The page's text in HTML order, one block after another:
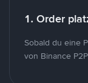
1. Order
Sobald du eine
von Binance